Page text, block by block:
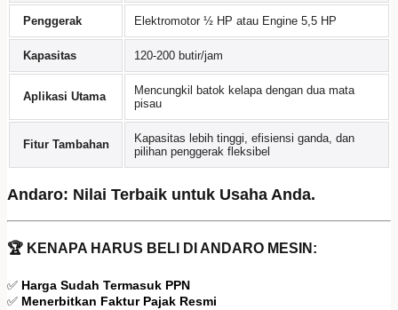
Penggerak Elektromotor ½ HP atau Engine 5,5 HP
Kapasitas 120-200 butir/jam
Aplikasi Utama
Mencungkil batok kelapa dengan dua mata
pisau
Fitur Tambahan
Kapasitas lebih tinggi, efisiensi ganda, dan
pilihan penggerak fleksibel
Andaro: Nilai Terbaik untuk Usaha Anda.
🏆 KENAPA HARUS BELI DI ANDARO MESIN:
✅ Harga Sudah Termasuk PPN
✅ Menerbitkan Faktur Pajak Resmi